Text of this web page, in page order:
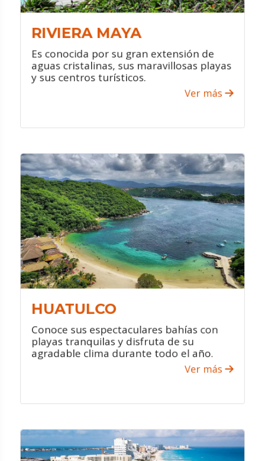
RIVIERA MAYA
Es conocida por su gran extensión de
aguas cristalinas, sus maravillosas playas
y sus centros turísticos.
Ver más
HUATULCO
Conoce sus espectaculares bahías con
playas tranquilas y disfruta de su
agradable clima durante todo el año.
Ver más
¿QUÉ HACER?
Disfrutar de increíbles paseos en
barco.
Practicar senderismo en la jungla.
Conectarte con la naturaleza al visitar
sus parques ecológicos.
¿QUÉ HACER?